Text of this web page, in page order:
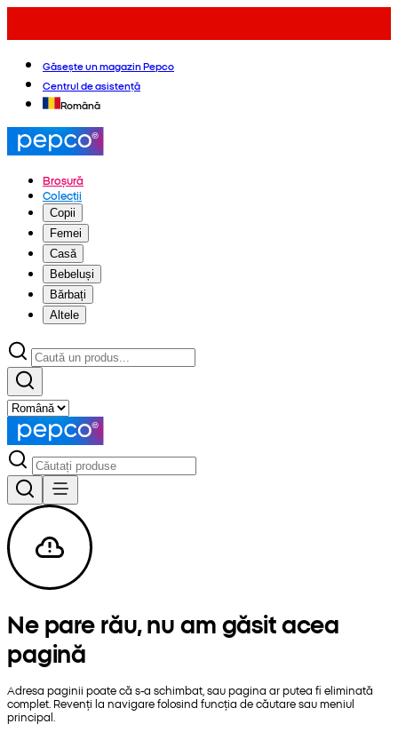
Găsește un magazin Pepco
Centrul de asistență
Română
Broșură
Colecții
Copii
Femei
Casă
Bebeluși
Bărbați
Altele
Ne pare rău, nu am găsit acea
pagină
Adresa paginii poate că s-a schimbat, sau pagina ar putea fi eliminată
complet. Revenți la navigare folosind funcția de căutare sau meniul
principal.